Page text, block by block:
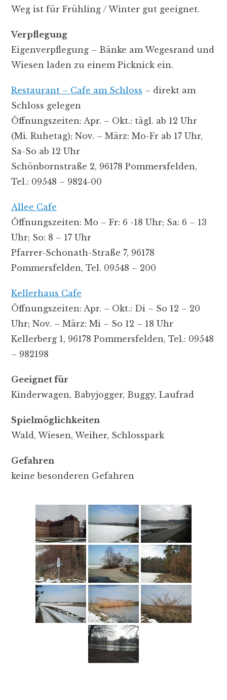
Weg ist für Frühling / Winter gut geeignet.
Verpflegung
Eigenverpflegung – Bänke am Wegesrand und
Wiesen laden zu einem Picknick ein.
Restaurant – Cafe am Schloss – direkt am
Schloss gelegen
Öffnungszeiten: Apr. – Okt.: tägl. ab 12 Uhr
(Mi. Ruhetag); Nov. – März: Mo-Fr ab 17 Uhr,
Sa-So ab 12 Uhr
Schönbornstraße 2, 96178 Pommersfelden,
Tel.: 09548 – 9824-00
Allee Cafe
Öffnungszeiten: Mo – Fr: 6 -18 Uhr; Sa: 6 – 13
Uhr; So: 8 – 17 Uhr
Pfarrer-Schonath-Straße 7, 96178
Pommersfelden, Tel. 09548 – 200
Kellerhaus Cafe
Öffnungszeiten: Apr. – Okt.: Di – So 12 – 20
Uhr; Nov. – März: Mi – So 12 – 18 Uhr
Kellerberg 1, 96178 Pommersfelden, Tel.: 09548
– 982198
Geeignet für
Kinderwagen, Babyjogger, Buggy, Laufrad
Spielmöglichkeiten
Wald, Wiesen, Weiher, Schlosspark
Gefahren
keine besonderen Gefahren